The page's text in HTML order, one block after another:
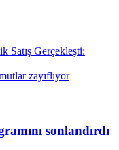
Satış Gerçekleşti:
zayıflıyor
sonlandırdı